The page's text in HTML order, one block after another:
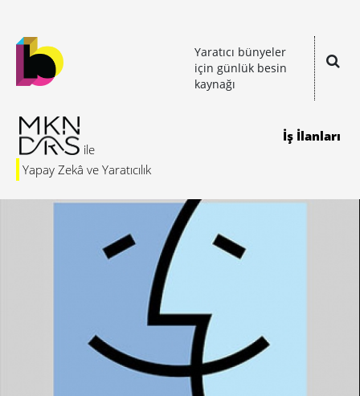
Yaratıcı bünyeler
için günlük besin
kaynağı
Yapay Zekâ ve Yaratıcılık
İş İlanları